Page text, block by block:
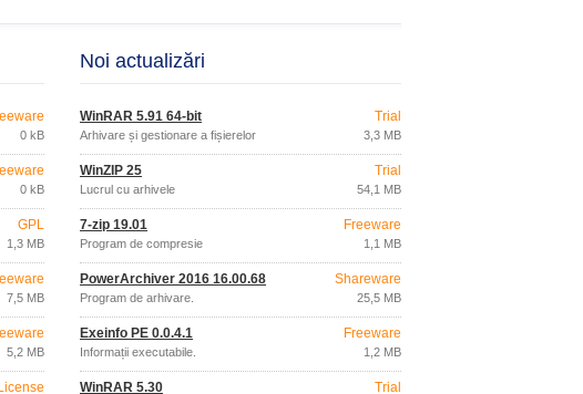
0 kB
0 kB
GPL
1,3 MB
7,5 MB
5,2 MB
Noi actualizări
WinRAR 5.91 64-bit
Arhivare și gestionare a fișierelor
Trial
3,3 MB
WinZIP 25
Lucrul cu arhivele
Trial
54,1 MB
7-zip 19.01
Program de compresie
Freeware
1,1 MB
PowerArchiver 2016 16.00.68
Program de arhivare.
Shareware
25,5 MB
Exeinfo PE 0.0.4.1
Informații executabile.
Freeware
1,2 MB
WinRAR 5.30 Trial